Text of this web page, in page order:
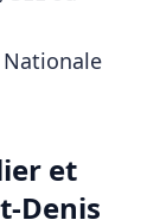
Nationale
et
Denis